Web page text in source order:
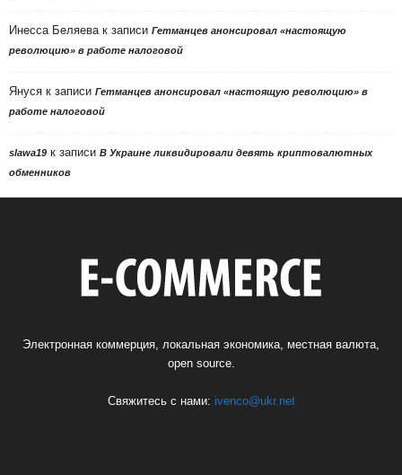
Инесса Беляева к записи Гетманцев анонсировал «настоящую
революцию» в работе налоговой
Януся к записи Гетманцев анонсировал «настоящую революцию» в
работе налоговой
slawa19 к записи В Украине ликвидировали девять криптовалютных
обменников
Электронная коммерция, локальная экономика, местная валюта,
open source.
Свяжитесь с нами: ivenco@ukr.net